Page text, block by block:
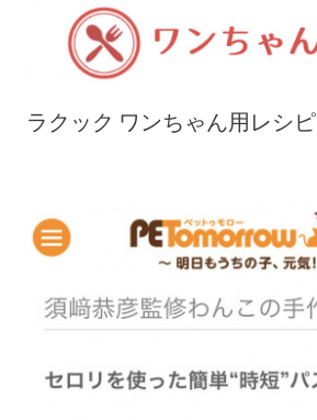
ラクック ワンちゃん用レシピ